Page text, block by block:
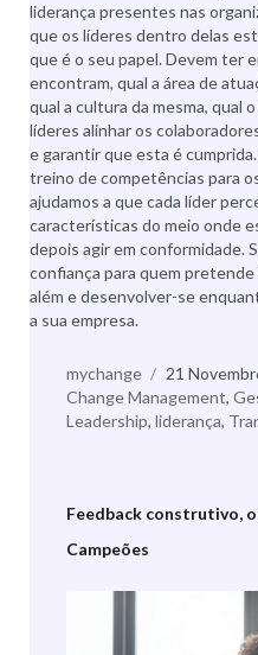
liderança presentes nas
que os líderes dentro delas
que é o seu papel. Devem ter
encontram, qual a área de
qual a cultura da mesma, qual
líderes alinhar os
e garantir que esta é
treino de competências para
ajudamos a que cada líder
características do meio onde
depois agir em conformidade.
confiança para quem pretende
além e desenvolver-se
a sua empresa.
Autor
mychange
Publicado
a
21
Change Management,
Leadership, liderança,
Feedback construtivo,
Campeões